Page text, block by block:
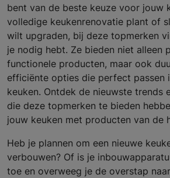
bent van de beste keuze voor jouw
volledige keukenrenovatie plant of
wilt upgraden, bij deze topmerken
je nodig hebt. Ze bieden niet alleen
functionele producten, maar ook
efficiënte opties die perfect passen
keuken. Ontdek de nieuwste trends
die deze topmerken te bieden
jouw keuken met producten van de
Heb je plannen om een nieuwe
verbouwen? Of is je
toe en overweeg je de overstap